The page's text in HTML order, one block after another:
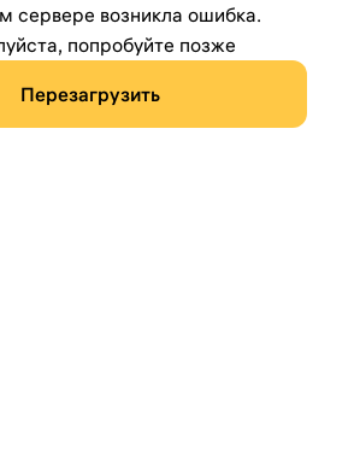
сервере возникла ошибка.
попробуйте позже
Перезагрузить